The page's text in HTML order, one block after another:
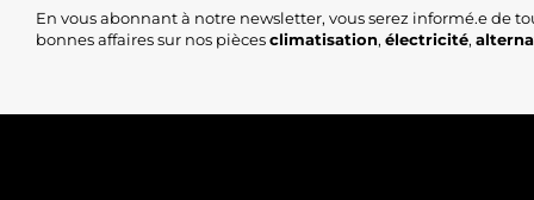
En vous abonnant à notre newsletter, vous serez informé.e de
bonnes affaires sur nos piècesclimatisation, électricité,